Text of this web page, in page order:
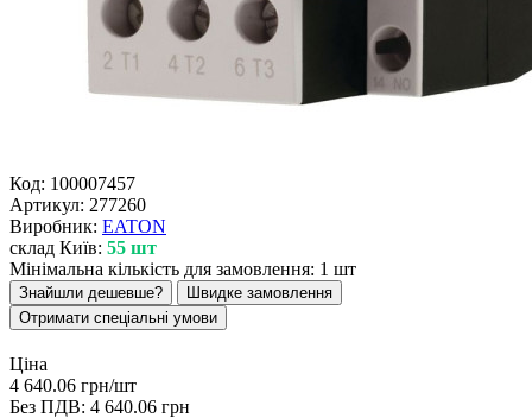
Код: 100007457
Артикул: 277260
Виробник: EATON
склад Київ: 55 шт
Мінімальна кількість для замовлення: 1 шт
Знайшли дешевше?
Швидке замовлення
Отримати спеціальні умови
Ціна
4 640.06 грн/шт
Без ПДВ: 4 640.06 грн